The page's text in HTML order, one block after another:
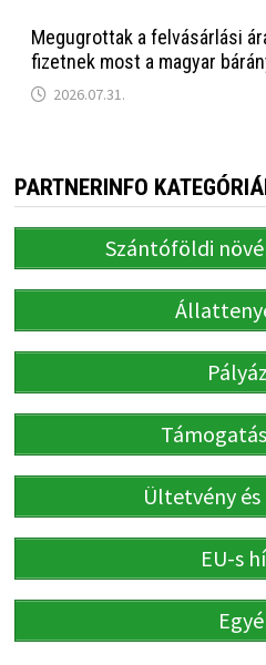
Megugrottak a felvásárlási
fizetnek most a magyar
2026.07.31.
PARTNERINFO
Szántóföldi
Ültetvény
EU-s